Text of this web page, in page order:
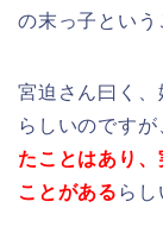
の末っ子という
宮迫さん曰く
らしいのですが
たことはあり
ことがある らし